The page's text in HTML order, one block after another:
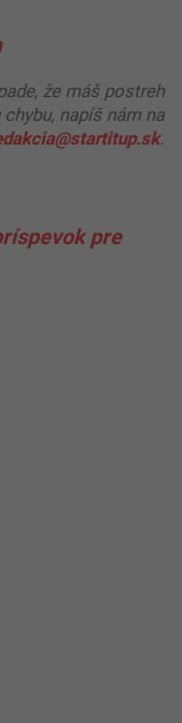
že máš postreh
napíš nám na
.
pre